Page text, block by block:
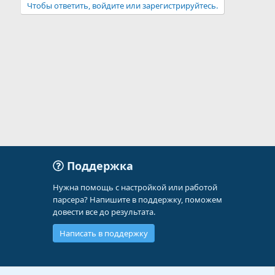
Чтобы ответить, войдите или зарегистрируйтесь.
Поддержка
Нужна помощь с настройкой или работой
парсера? Напишите в поддержку, поможем
довести все до результата.
Написать в поддержку